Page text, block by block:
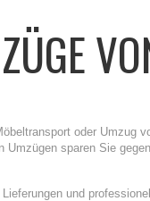
oder Umzug
Umzügen sparen Sie
und